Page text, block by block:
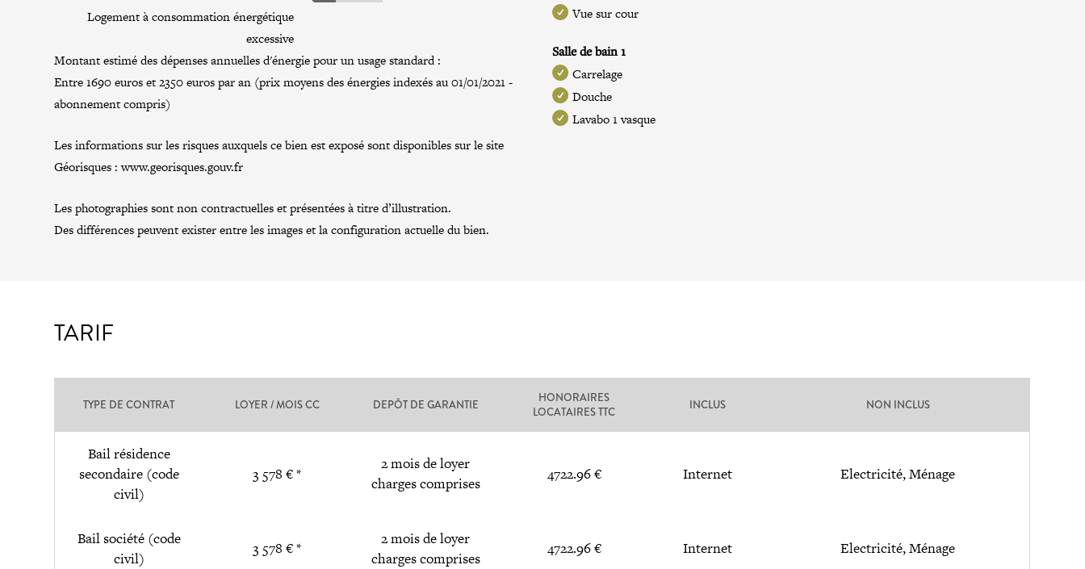
Logement à consommation énergétique
excessive
Montant estimé des dépenses annuelles d'énergie pour un usage standard :
Entre 1690 euros et 2350 euros par an (prix moyens des énergies indexés au 01/01/2021 -
abonnement compris)
Les informations sur les risques auxquels ce bien est exposé sont disponibles sur le site
Géorisques :www.georisques.gouv.fr
Les photographies sont non contractuelles et présentées à titre d’illustration.
Des différences peuvent exister entre les images et la configuration actuelle du bien.
Vue sur cour
Salle de bain 1
Carrelage
Douche
Lavabo 1 vasque
TARIF
TYPE DE CONTRAT LOYER / MOIS CC DEPÔT DE GARANTIE
HONORAIRES
LOCATAIRES TTC
INCLUS NON INCLUS
Bail résidence
secondaire (code
civil)
3 578 € *
2 mois de loyer
charges comprises
4722.96 € Internet Electricité, Ménage
Bail société (code
civil)
3 578 € *
2 mois de loyer
charges comprises
4722.96 € Internet Electricité, Ménage